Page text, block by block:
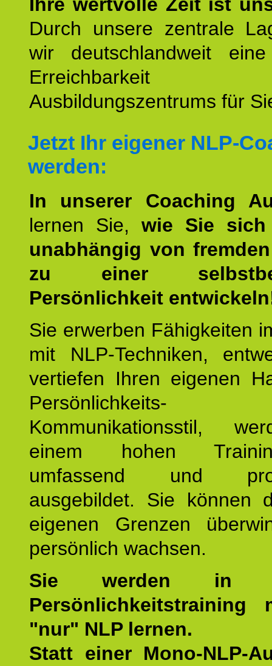
Durch unsere zentrale
wir deutschlandweit
Erreichbarkeit
Ausbildungszentrums für
Jetzt Ihr eigener NLP-
werden:
In unserer Coaching
lernen Sie, wie Sie
unabhängig von
zu einer
Persönlichkeit
Sie erwerben Fähigkeiten
mit NLP-Techniken,
vertiefen Ihren eigenen
Kommunikationsstil,
einem hohen
umfassend und
ausgebildet. Sie können
eigenen Grenzen
persönlich wachsen.
Sie werden in
Persönlichkeitstraining
"nur" NLP lernen.
Statt einer Mono-NLP-